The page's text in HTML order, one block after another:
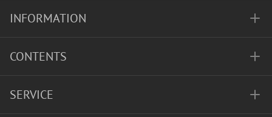
INFORMATION
CONTENTS
SERVICE